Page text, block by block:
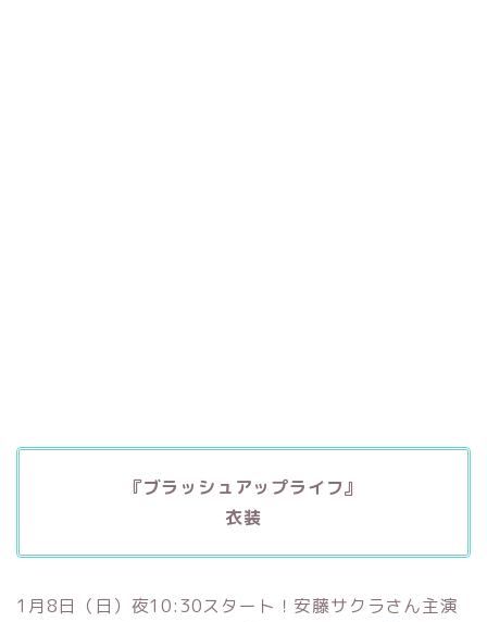
『ブラッシュアップライフ』
衣装
1月8日（日）夜10:30スタート！安藤サクラさん主演